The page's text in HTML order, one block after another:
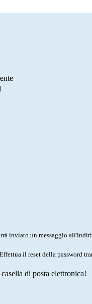
inviato un messaggio
il reset della password
di posta elettronica!